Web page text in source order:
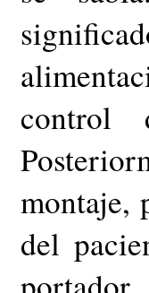
control
montaje,
del